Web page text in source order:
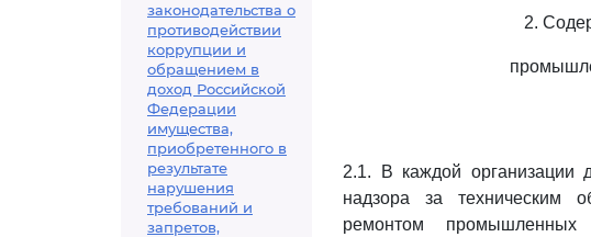
законодательства о
противодействии
коррупции и
обращением в
доход Российской
Федерации
имущества,
приобретенного в
результате
нарушения
требований и
запретов,
2.
2.1. В каждой организации
надзора за техническим
ремонтом